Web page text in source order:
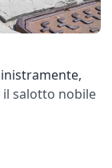
il salotto nobile